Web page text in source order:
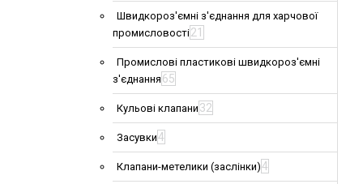
Швидкороз'ємні з'єднання для харчової
промисловості21
Промислові пластикові швидкороз'ємні
з'єднання 65
Кульові клапани 32
Засувки4
Клапани-метелики (заслінки)4